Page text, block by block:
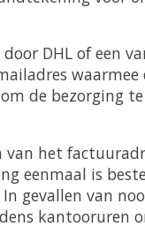
DHL of een
de bezorging
van het
eenmaal is
gevallen van
kantooruren